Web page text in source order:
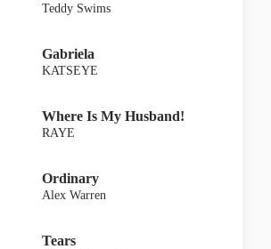
Teddy Swims
Gabriela
KATSEYE
Where Is My Husband!
RAYE
Ordinary
Alex Warren
Tears